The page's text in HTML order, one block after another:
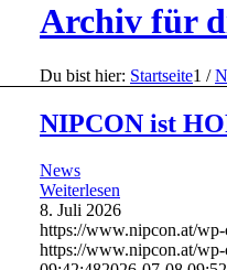
Archiv für
Du bist hier: Startseite1 /
NIPCON ist
News
Weiterlesen
8. Juli 2026
https://www.nipcon.at/
https://www.nipcon.at/